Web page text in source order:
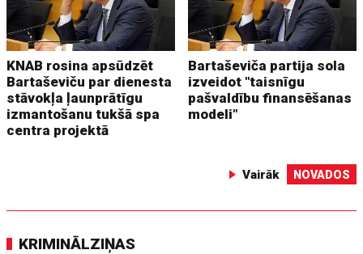
KNAB rosina apsūdzēt
Bartaševiču par dienesta
stāvokļa ļaunprātīgu
izmantošanu tukšā spa
centra projektā
Bartaševiča partija sola
izveidot "taisnīgu
pašvaldību finansēšanas
modeli"
Vairāk NOVADOS
KRIMINĀLZIŅAS